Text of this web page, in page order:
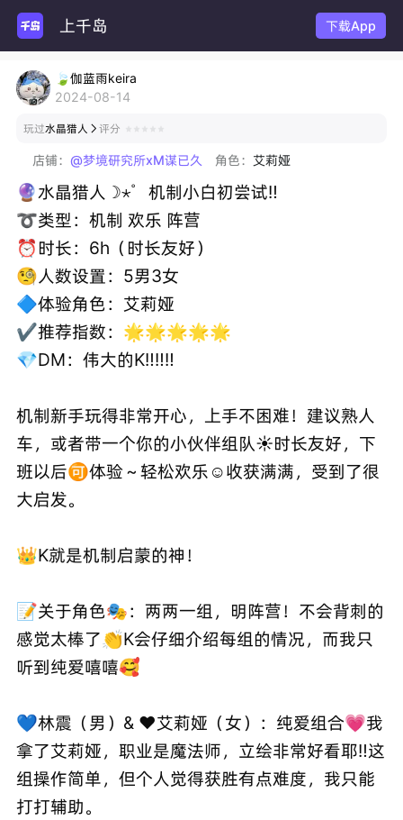
上千岛 下载App
🍃伽蓝雨keira
2024-08-14
玩过水晶猎人  评分
店铺： @梦境研究所xM谋已久 角色： 艾莉娅
🔮水晶猎人☽⋆゜机制小白初尝试‼️
➰类型：机制 欢乐 阵营
⏰时长：6h（时长友好）
🧐人数设置：5男3女
🔷体验角色：艾莉娅
✔️推荐指数：🌟🌟🌟🌟🌟
💎DM：伟大的K‼️‼️‼️
机制新手玩得非常开心，上手不困难！建议熟人
车，或者带一个你的小伙伴组队☀️时长友好，下
班以后🉑️体验～轻松欢乐☺️收获满满，受到了很
大启发。
👑K就是机制启蒙的神！
📝关于角色🎭：两两一组，明阵营！不会背刺的
感觉太棒了👏K会仔细介绍每组的情况，而我只
听到纯爱嘻嘻🥰
💙林震（男）& ❤️艾莉娅（女）：纯爱组合💗我
拿了艾莉娅，职业是魔法师，立绘非常好看耶‼️这
组操作简单，但个人觉得获胜有点难度，我只能
打打辅助。